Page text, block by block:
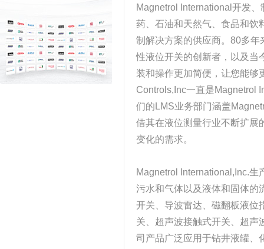
Magnetrol International开发
药、石油和天然气、食品和饮
制解决方案的供应商。80多
性液位开关的创新者，以及当
装和操作更加简便，让您能够
Controls,Inc一直是Magnetrol
们的LMS业务部门涵盖
借其在液位测量行业不断扩展
变化的需求。
Magnetrol International,Inc.
污水和气体以及液体和固体的
开关、导波雷达、磁翻板液位
关、超声波接触式开关、超声
司产品广泛应用于钻井液罐、